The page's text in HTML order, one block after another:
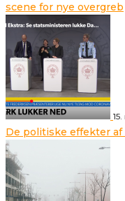
scene for nye overgreb
De politiske effekter